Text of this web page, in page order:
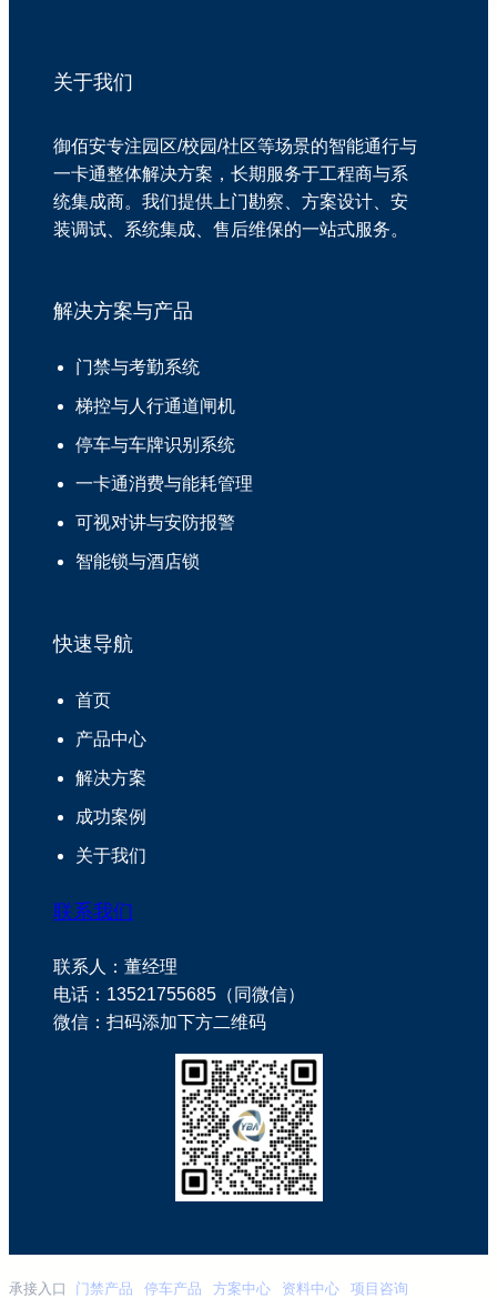
关于我们
御佰安专注园区/校园/社区等场景的智能通行与
一卡通整体解决方案，长期服务于工程商与系
统集成商。我们提供上门勘察、方案设计、安
装调试、系统集成、售后维保的一站式服务。
解决方案与产品
门禁与考勤系统
梯控与人行通道闸机
停车与车牌识别系统
一卡通消费与能耗管理
可视对讲与安防报警
智能锁与酒店锁
快速导航
首页
产品中心
解决方案
成功案例
关于我们
联系我们
联系人：董经理
电话：13521755685（同微信）
微信：扫码添加下方二维码
承接入口 门禁产品 停车产品 方案中心 资料中心 项目咨询